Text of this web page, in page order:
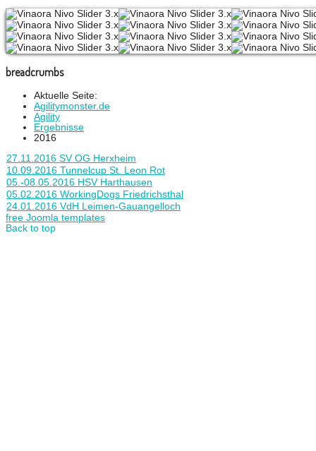
breadcrumbs
Aktuelle Seite:
Agilitymonster.de
Agility
Ergebnisse
2016
27.11.2016 SV OG Herxheim
10.09.2016 Tunnelcup St. Leon Rot
05.-08.05.2016 HSV Harthausen
05.02.2016 WorkingDogs Friedrichsthal
24.01.2016 VdH Leimen-Gauangelloch
free Joomla templates
Back to top